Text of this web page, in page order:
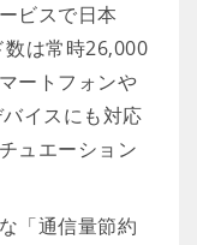
ビスで日本
は常時26,000
ートフォンや
イスにも対応
ュエーション
「通信量節約